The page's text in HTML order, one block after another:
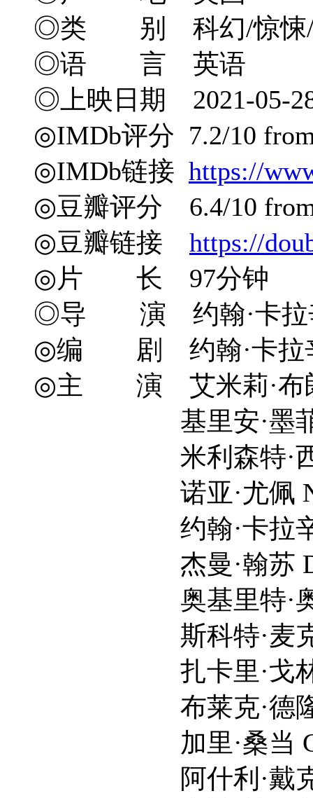
◎类 别 科幻/惊悚/
◎语 言 英语
◎上映日期 2021-05-
◎IMDb评分 7.2/10 from
◎IMDb链接 https://
◎豆瓣评分 6.4/10 from
◎豆瓣链接 https://
◎片 长 97分钟
◎导 演 约翰·卡拉辛
◎编 剧 约翰·卡拉辛斯
◎主 演 艾米莉·布朗
基里安·墨菲
米利森特·西蒙
诺亚·尤佩
约翰·卡拉辛斯
杰曼·翰苏
奥基里特·奥诺多
斯科特·麦克纳
扎卡里·戈林格
布莱克·德隆
加里·桑当 Gary
阿什利·戴克